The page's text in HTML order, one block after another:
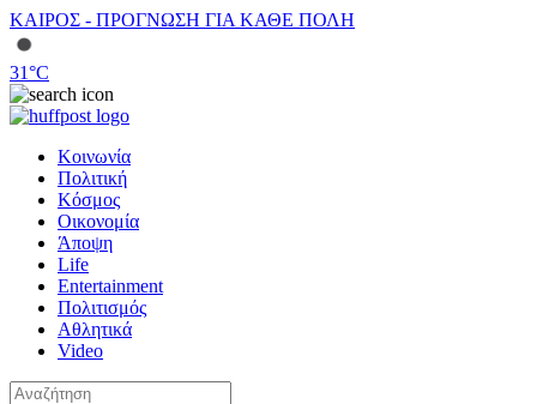
ΚΑΙΡΟΣ - ΠΡΟΓΝΩΣΗ ΓΙΑ ΚΑΘΕ ΠΟΛΗ
31°C
Κοινωνία
Πολιτική
Κόσμος
Οικονομία
Άποψη
Life
Entertainment
Πολιτισμός
Αθλητικά
Video